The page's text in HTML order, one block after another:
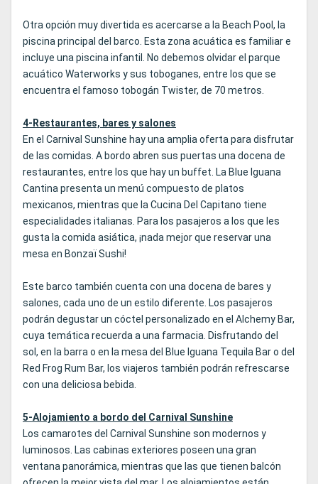
Otra opción muy divertida es acercarse a la Beach Pool, la
piscina principal del barco. Esta zona acuática es familiar e
incluye una piscina infantil. No debemos olvidar el parque
acuático Waterworks y sus toboganes, entre los que se
encuentra el famoso tobogán Twister, de 70 metros.
4-Restaurantes, bares y salones
En el Carnival Sunshine hay una amplia oferta para disfrutar
de las comidas. A bordo abren sus puertas una docena de
restaurantes, entre los que hay un buffet. La Blue Iguana
Cantina presenta un menú compuesto de platos
mexicanos, mientras que la Cucina Del Capitano tiene
especialidades italianas. Para los pasajeros a los que les
gusta la comida asiática, ¡nada mejor que reservar una
mesa en Bonzaï Sushi!
Este barco también cuenta con una docena de bares y
salones, cada uno de un estilo diferente. Los pasajeros
podrán degustar un cóctel personalizado en el Alchemy Bar,
cuya temática recuerda a una farmacia. Disfrutando del
sol, en la barra o en la mesa del Blue Iguana Tequila Bar o del
Red Frog Rum Bar, los viajeros también podrán refrescarse
con una deliciosa bebida.
5-Alojamiento a bordo del Carnival Sunshine
Los camarotes del Carnival Sunshine son modernos y
luminosos. Las cabinas exteriores poseen una gran
ventana panorámica, mientras que las que tienen balcón